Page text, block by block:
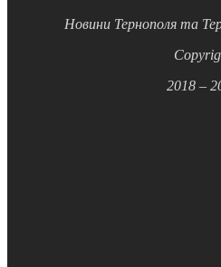
Новини Тернополя та
2018 –